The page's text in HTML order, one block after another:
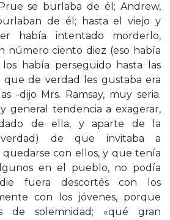
se burlaba de él; Andrew,
de él; hasta el viejo y
había intentado morderlo,
número ciento diez (eso había
había perseguido hasta las
que de verdad les gustaba era
-dijo Mrs. Ramsay, muy seria.
general tendencia a exagerar,
de ella, y aparte de la
verdad) de que invitaba a
quedarse con ellos, y que tenía
en el pueblo, no podía
fuera descortés con los
con los jóvenes, porque
de solemnidad; «qué gran